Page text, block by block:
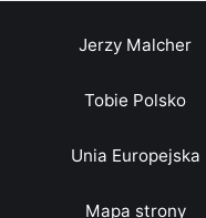
Jerzy Malcher
Tobie Polsko
Unia Europejska
Mapa strony